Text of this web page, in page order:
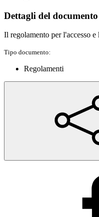
Dettagli del documento
Il regolamento per l'accesso
Tipo documento:
Regolamenti